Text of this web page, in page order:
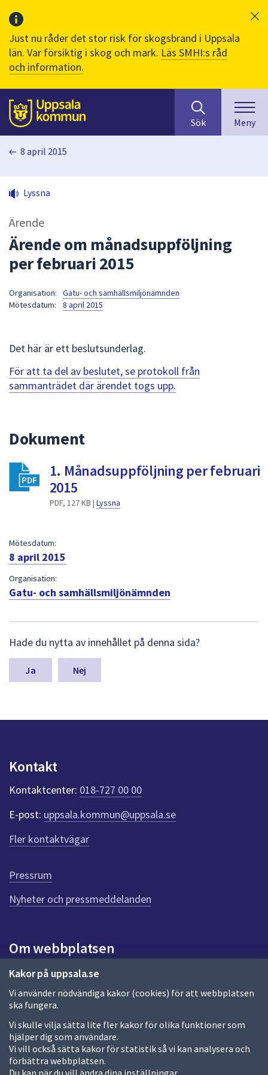
Just nu råder det stor risk för skogsbrand i Uppsala
län. Var försiktig i skog och mark. Läs SMHI:s råd
och information.
Till sidans
huvudinnehåll
efter
innehåll
på
sökfältet
kommer
presenteras
för
att
navigera
för
Sök Meny
Kakor på uppsala.se
Vi använder nödvändiga kakor (cookies) för att webbplatsen
ska fungera.
Vi skulle vilja sätta lite fler kakor för olika funktioner som
hjälper dig som användare.
Vi vill också sätta kakor för statistik så vi kan analysera och
förbättra webbplatsen.
Du kan när du vill ändra dina inställningar.
8 april 2015
Lyssna
Ärende
Ärende om månadsuppföljning
per februari 2015
Organisation:
Gatu- och samhällsmiljönämnden
Mötesdatum:
8 april 2015
Det här är ett beslutsunderlag.
För att ta del av beslutet, se protokoll från
sammanträdet där ärendet togs upp.
Dokument
1. Månadsuppföljning per februari
2015
PDF, 127 KB | Lyssna
Mötesdatum:
8 april 2015
Organisation:
Gatu- och samhällsmiljönämnden
ä
m
a
n
k
t
e
r
f
ö
r
e
n
n
a
d
a
Hade du nytta av innehållet på denna sida?
Nej
Kontakt
Kontaktcenter: 018-727 00 00
E-post: uppsala.kommun@uppsala.se
Fler kontaktvägar
Pressrum
Nyheter och pressmeddelanden
Om webbplatsen
Om webbplatsen
Allmänna handlingar och diarium
Behandling av personuppgifter
Kakor
Språk (other languages)